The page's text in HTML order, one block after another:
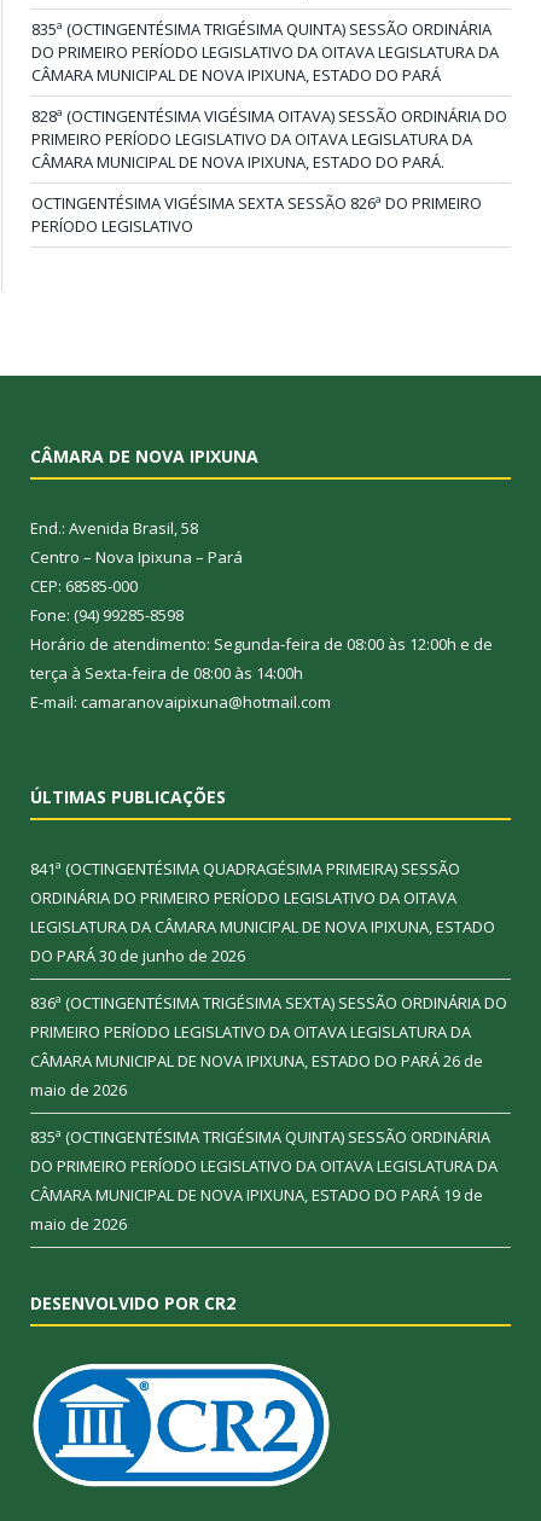
835ª (OCTINGENTÉSIMA TRIGÉSIMA QUINTA) SESSÃO ORDINÁRIA
DO PRIMEIRO PERÍODO LEGISLATIVO DA OITAVA LEGISLATURA DA
CÂMARA MUNICIPAL DE NOVA IPIXUNA, ESTADO DO PARÁ
828ª (OCTINGENTÉSIMA VIGÉSIMA OITAVA) SESSÃO ORDINÁRIA DO
PRIMEIRO PERÍODO LEGISLATIVO DA OITAVA LEGISLATURA DA
CÂMARA MUNICIPAL DE NOVA IPIXUNA, ESTADO DO PARÁ.
OCTINGENTÉSIMA VIGÉSIMA SEXTA SESSÃO 826ª DO PRIMEIRO
PERÍODO LEGISLATIVO
CÂMARA DE NOVA IPIXUNA
End.: Avenida Brasil, 58
Centro – Nova Ipixuna – Pará
CEP: 68585-000
Fone: (94) 99285-8598
Horário de atendimento: Segunda-feira de 08:00 às 12:00h e de
terça à Sexta-feira de 08:00 às 14:00h
E-mail: camaranovaipixuna@hotmail.com
ÚLTIMAS PUBLICAÇÕES
841ª (OCTINGENTÉSIMA QUADRAGÉSIMA PRIMEIRA) SESSÃO
ORDINÁRIA DO PRIMEIRO PERÍODO LEGISLATIVO DA OITAVA
LEGISLATURA DA CÂMARA MUNICIPAL DE NOVA IPIXUNA, ESTADO
DO PARÁ30 de junho de 2026
836ª (OCTINGENTÉSIMA TRIGÉSIMA SEXTA) SESSÃO ORDINÁRIA DO
PRIMEIRO PERÍODO LEGISLATIVO DA OITAVA LEGISLATURA DA
CÂMARA MUNICIPAL DE NOVA IPIXUNA, ESTADO DO PARÁ26 de
maio de 2026
835ª (OCTINGENTÉSIMA TRIGÉSIMA QUINTA) SESSÃO ORDINÁRIA
DO PRIMEIRO PERÍODO LEGISLATIVO DA OITAVA LEGISLATURA DA
CÂMARA MUNICIPAL DE NOVA IPIXUNA, ESTADO DO PARÁ 19 de
maio de 2026
DESENVOLVIDO POR CR2